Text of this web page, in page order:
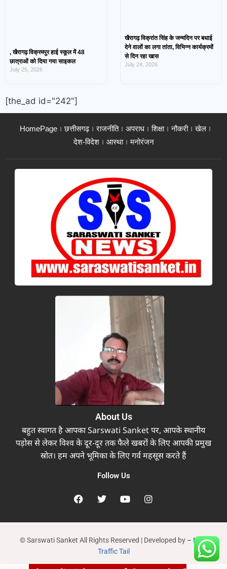
, खैरागढ़ विक्रमपुर हाई स्कूल में 48
छात्राओं को दिया गया साइकल
July 25, 2026
खैरागढ़ विक्रांत सिंह के जन्मदिन पर बधाई
देने वालों का लगा तांता, विभिन्न कार्यक्रमों
से दिन रहा खास
July 24, 2026
[the_ad id="242"]
HomePage छत्तीसगढ़ राजनीति अपराध शिक्षा नौकरी
खेल
देश-विदेश
आस्था मनोरंजन
About Us
बहुत स्वागत है आपका Sarswati Sanket पर, आपके स्थानीय
पड़ोस से लेकर विश्व के दूर-दूर तक फैले खबरों के लिए आपकी प्रमुख
स्रोत। हम अपने भूमिका के लिए गर्व महसूस करते हैं
Follow Us
© Sarswati Sanket All Rights Reserved | Developed by – New
Traffic Tail